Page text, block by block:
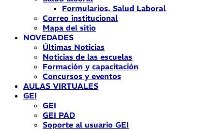
Formularios. Salud Laboral
Correo institucional
Mapa del sitio
NOVEDADES
Últimas Noticias
Noticias de las escuelas
Formación y capacitación
Concursos y eventos
AULAS VIRTUALES
GEI
GEI
GEI PAD
Soporte al usuario GEI